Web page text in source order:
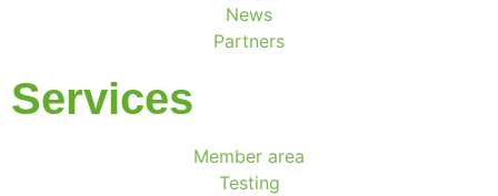
News
Partners
Services
Member area
Testing